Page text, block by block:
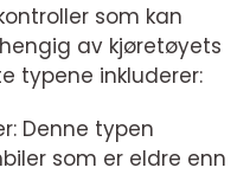
som kan
av kjøretøyets
typene inkluderer:
Denne typen
som er eldre enn